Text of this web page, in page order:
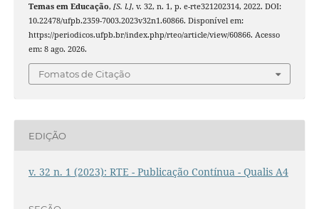
Temas em Educação, [S. l.], v. 32, n. 1, p. e-rte321202314, 2022. DOI:
10.22478/ufpb.2359-7003.2023v32n1.60866. Disponível em:
https://periodicos.ufpb.br/index.php/rteo/article/view/60866. Acesso
em: 8 ago. 2026.
Fomatos de Citação
EDIÇÃO
v. 32 n. 1 (2023): RTE - Publicação Contínua - Qualis A4